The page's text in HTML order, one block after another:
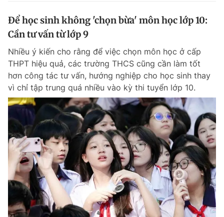
Để học sinh không 'chọn bừa' môn học lớp 10:
Cần tư vấn từ lớp 9
Nhiều ý kiến cho rằng để việc chọn môn học ở cấp
THPT hiệu quả, các trường THCS cũng cần làm tốt
hơn công tác tư vấn, hướng nghiệp cho học sinh thay
vì chỉ tập trung quá nhiều vào kỳ thi tuyển lớp 10.